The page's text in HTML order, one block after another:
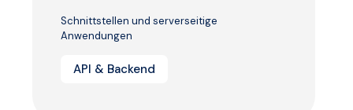
Schnittstellen und serverseitige
Anwendungen
API & Backend